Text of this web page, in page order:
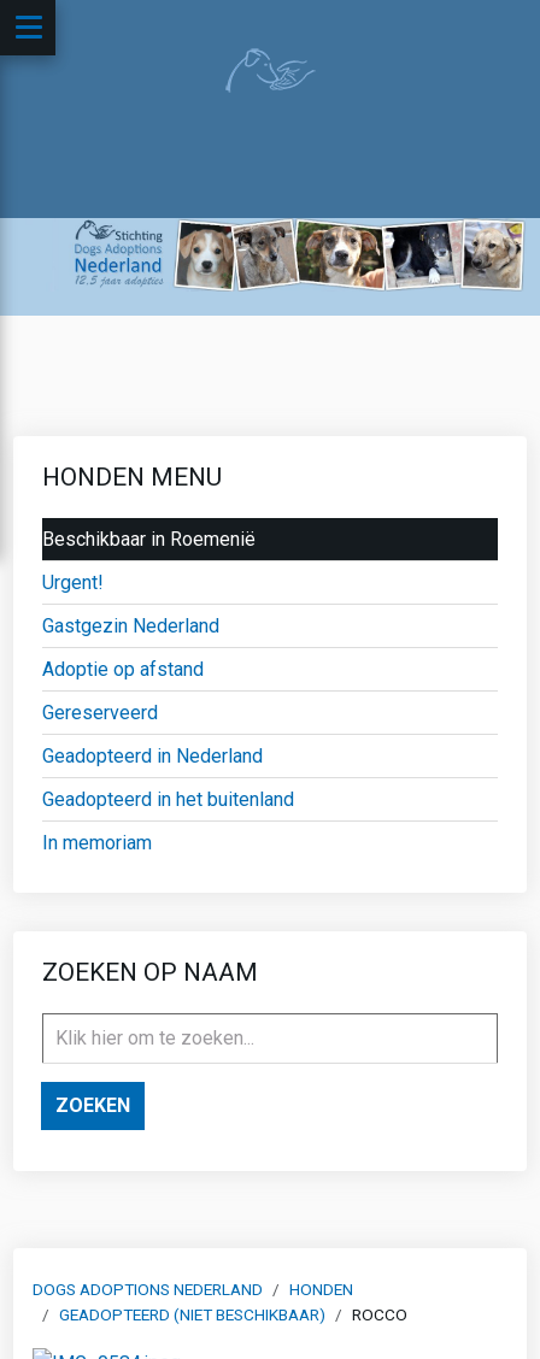
HONDEN MENU
Beschikbaar in Roemenië
Urgent!
Gastgezin Nederland
Adoptie op afstand
Gereserveerd
Geadopteerd in Nederland
Geadopteerd in het buitenland
In memoriam
ZOEKEN OP NAAM
ZOEKEN
DOGS ADOPTIONS NEDERLAND
HONDEN
GEADOPTEERD (NIET BESCHIKBAAR)
ROCCO